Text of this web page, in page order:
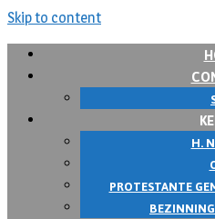
Skip to content
H.
PROTESTANTE